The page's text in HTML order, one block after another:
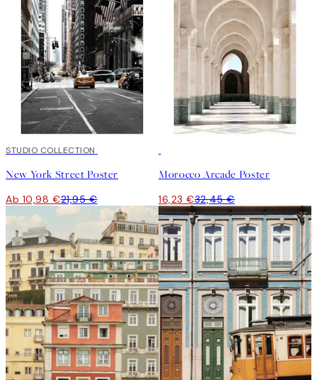
50%*
STUDIO COLLECTION
New York Street Poster
Ab 10,98 €21,95 €
Morocco Arcade Poster
16,23 €32,45 €